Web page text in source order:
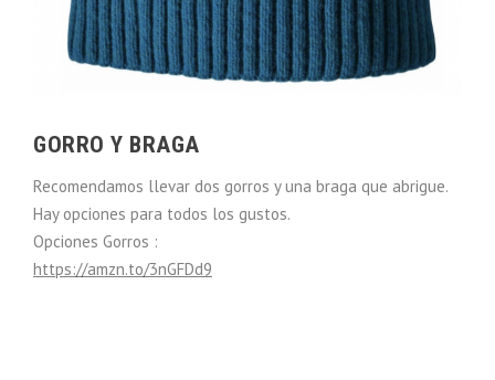
GORRO Y BRAGA
Recomendamos llevar dos gorros y una braga que abrigue.
Hay opciones para todos los gustos.
Opciones Gorros :
https://amzn.to/3nGFDd9